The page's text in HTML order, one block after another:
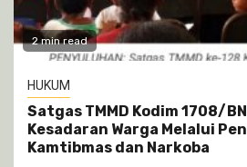
2 min read
HUKUM
Satgas TMMD Kodim 1708/
Kesadaran Warga Melalui
Kamtibmas dan Narkoba